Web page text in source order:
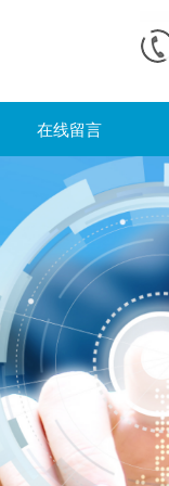
在线留言